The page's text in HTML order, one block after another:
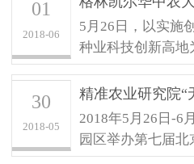
01
2018-06
5月26日，以实施
种业科技创新高地
30
2018-05
精准农业研究院“
2018年5月26日-6
园区举办第七届北